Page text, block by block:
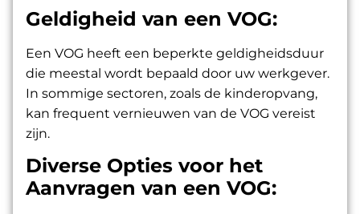
Geldigheid van een VOG:
Een VOG heeft een beperkte geldigheidsduur
die meestal wordt bepaald door uw werkgever.
In sommige sectoren, zoals de kinderopvang,
kan frequent vernieuwen van de VOG vereist
zijn.
Diverse Opties voor het
Aanvragen van een VOG: